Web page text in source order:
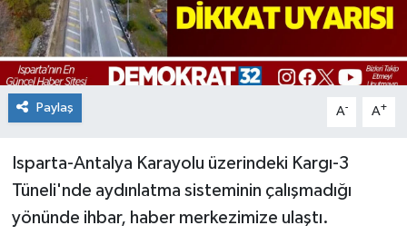
Paylaş A- A+
Isparta-Antalya Karayolu üzerindeki Kargı-3
Tüneli'nde aydınlatma sisteminin çalışmadığı
yönünde ihbar, haber merkezimize ulaştı.